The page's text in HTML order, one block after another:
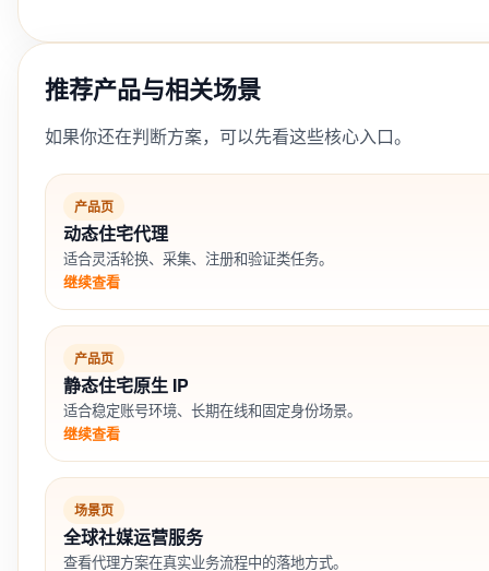
推荐产品与相关场景
如果你还在判断方案，可以先看这些核心入口。
产品页
动态住宅代理
适合灵活轮换、采集、注册和验证类任务。
继续查看
产品页
静态住宅原生 IP
适合稳定账号环境、长期在线和固定身份场景。
继续查看
场景页
全球社媒运营服务
查看代理方案在真实业务流程中的落地方式。